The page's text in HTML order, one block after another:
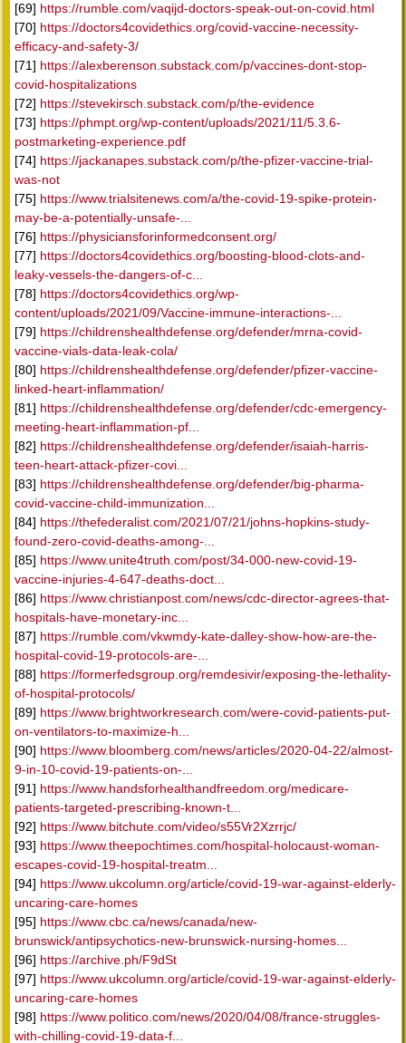
[69] https://rumble.com/vaqijd-doctors-speak-out-on-covid.html
[70] https://doctors4covidethics.org/covid-vaccine-necessity-
efficacy-and-safety-3/
[71] https://alexberenson.substack.com/p/vaccines-dont-stop-
covid-hospitalizations
[72] https://stevekirsch.substack.com/p/the-evidence
[73] https://phmpt.org/wp-content/uploads/2021/11/5.3.6-
postmarketing-experience.pdf
[74] https://jackanapes.substack.com/p/the-pfizer-vaccine-trial-
was-not
[75] https://www.trialsitenews.com/a/the-covid-19-spike-protein-
may-be-a-potentially-unsafe-...
[76] https://physiciansforinformedconsent.org/
[77] https://doctors4covidethics.org/boosting-blood-clots-and-
leaky-vessels-the-dangers-of-c...
[78] https://doctors4covidethics.org/wp-
content/uploads/2021/09/Vaccine-immune-interactions-...
[79] https://childrenshealthdefense.org/defender/mrna-covid-
vaccine-vials-data-leak-cola/
[80] https://childrenshealthdefense.org/defender/pfizer-vaccine-
linked-heart-inflammation/
[81] https://childrenshealthdefense.org/defender/cdc-emergency-
meeting-heart-inflammation-pf...
[82] https://childrenshealthdefense.org/defender/isaiah-harris-
teen-heart-attack-pfizer-covi...
[83] https://childrenshealthdefense.org/defender/big-pharma-
covid-vaccine-child-immunization...
[84] https://thefederalist.com/2021/07/21/johns-hopkins-study-
found-zero-covid-deaths-among-...
[85] https://www.unite4truth.com/post/34-000-new-covid-19-
vaccine-injuries-4-647-deaths-doct...
[86] https://www.christianpost.com/news/cdc-director-agrees-that-
hospitals-have-monetary-inc...
[87] https://rumble.com/vkwmdy-kate-dalley-show-how-are-the-
hospital-covid-19-protocols-are-...
[88] https://formerfedsgroup.org/remdesivir/exposing-the-lethality-
of-hospital-protocols/
[89] https://www.brightworkresearch.com/were-covid-patients-put-
on-ventilators-to-maximize-h...
[90] https://www.bloomberg.com/news/articles/2020-04-22/almost-
9-in-10-covid-19-patients-on-...
[91] https://www.handsforhealthandfreedom.org/medicare-
patients-targeted-prescribing-known-t...
[92] https://www.bitchute.com/video/s55Vr2Xzrrjc/
[93] https://www.theepochtimes.com/hospital-holocaust-woman-
escapes-covid-19-hospital-treatm...
[94] https://www.ukcolumn.org/article/covid-19-war-against-elderly-
uncaring-care-homes
[95] https://www.cbc.ca/news/canada/new-
brunswick/antipsychotics-new-brunswick-nursing-homes...
[96] https://archive.ph/F9dSt
[97] https://www.ukcolumn.org/article/covid-19-war-against-elderly-
uncaring-care-homes
[98] https://www.politico.com/news/2020/04/08/france-struggles-
with-chilling-covid-19-data-f...